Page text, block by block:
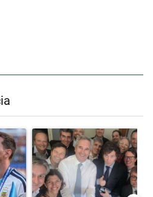
el título "Milei despidió a Jorge Messi
Un artículo de tendencia con el